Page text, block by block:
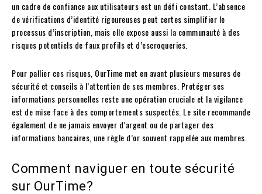
un cadre de confiance aux utilisateurs est un défi constant. L’absence
de vérifications d’identité rigoureuses peut certes simplifier le
processus d’inscription, mais elle expose aussi la communauté à des
risques potentiels de faux profils et d’escroqueries.
Pour pallier ces risques, OurTime met en avant plusieurs mesures de
sécurité et conseils à l’attention de ses membres. Protéger ses
informations personnelles reste une opération cruciale et la vigilance
est de mise face à des comportements suspectés. Le site recommande
également de ne jamais envoyer d’argent ou de partager des
informations bancaires, une règle d’or souvent rappelée aux membres.
Comment naviguer en toute sécurité
sur OurTime?